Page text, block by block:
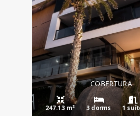
COBERTURA
247.13 m² 3 dorms 1